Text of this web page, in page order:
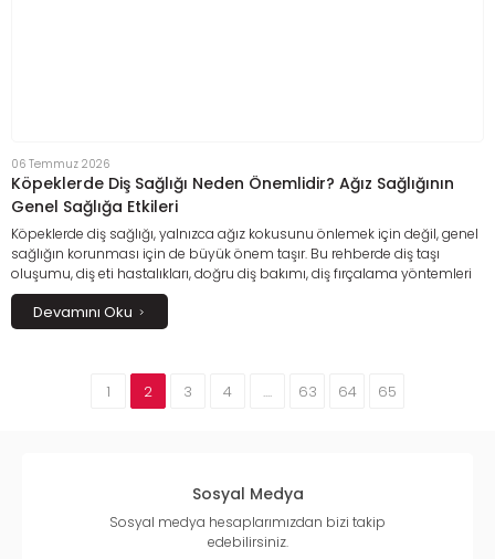
06 Temmuz 2026
Köpeklerde Diş Sağlığı Neden Önemlidir? Ağız Sağlığının
Genel Sağlığa Etkileri
Köpeklerde diş sağlığı, yalnızca ağız kokusunu önlemek için değil, genel
sağlığın korunması için de büyük önem taşır. Bu rehberde diş taşı
oluşumu, diş eti hastalıkları, doğru diş bakımı, diş fırçalama yöntemleri
ve veteriner kontrolleri hakkında bilmeniz gereken tüm detayları
bulabilirsiniz.
Devamını Oku
1 2 3 4 .... 63 64 65
Sosyal Medya
Sosyal medya hesaplarımızdan bizi takip
edebilirsiniz.